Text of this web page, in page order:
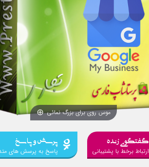
موس روی برای بزرگ نمائی
گفتگوی زنده
ارتباط برخط با پشتیبانی
پرسش و پاسخ
پاسخ به پرسش های